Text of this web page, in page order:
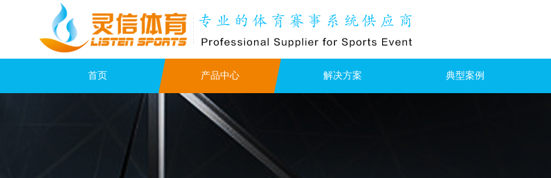
首页 产品中心 解决方案 典型案例